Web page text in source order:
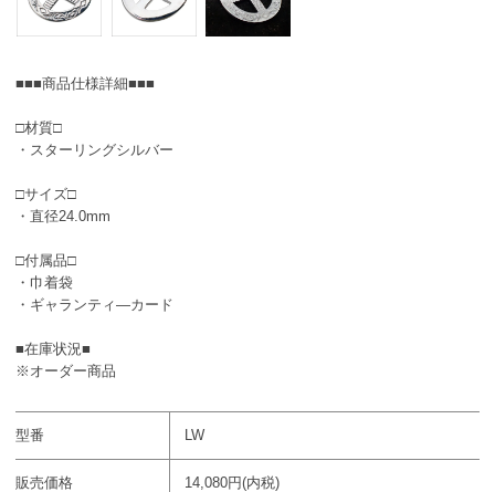
■■■商品仕様詳細■■■
□材質□
・スターリングシルバー
□サイズ□
・直径24.0mm
□付属品□
・巾着袋
・ギャランティ―カード
■在庫状況■
※オーダー商品
型番 LW
販売価格 14,080円(内税)